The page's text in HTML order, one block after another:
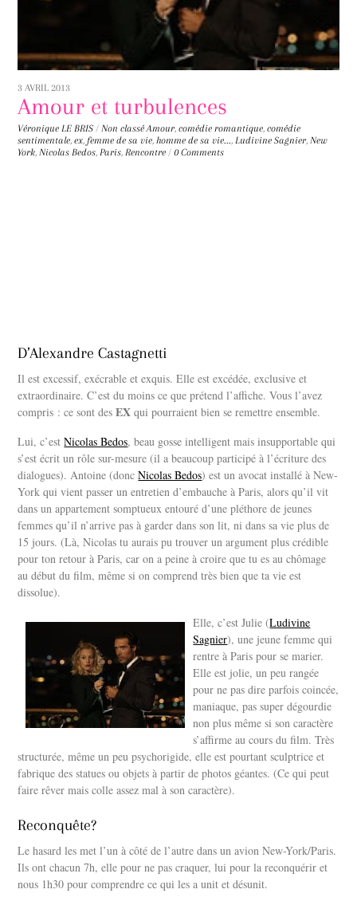
3 AVRIL 2013
Amour et turbulences
Véronique LE BRIS / Non classé Amour,comédie romantique,comédie
sentimentale,ex, femme de sa vie,homme de sa vie..., Ludivine Sagnier, New
York, Nicolas Bedos, Paris, Rencontre / 0 Comments
D’Alexandre Castagnetti
Il est excessif, exécrable et exquis. Elle est excédée, exclusive et
extraordinaire. C’est du moins ce que prétend l’affiche. Vous l’avez
compris : ce sont desEX qui pourraient bien se remettre ensemble.
Lui, c’estNicolas Bedos, beau gosse intelligent mais insupportable qui
s’est écrit un rôle sur-mesure (il a beaucoup participé à l’écriture des
dialogues). Antoine (doncNicolas Bedos) est un avocat installé à New-
York qui vient passer un entretien d’embauche à Paris, alors qu’il vit
dans un appartement somptueux entouré d’une pléthore de jeunes
femmes qu’il n’arrive pas à garder dans son lit, ni dans sa vie plus de
15 jours. (Là, Nicolas tu aurais pu trouver un argument plus crédible
pour ton retour à Paris, car on a peine à croire que tu es au chômage
au début du film, même si on comprend très bien que ta vie est
dissolue).
Elle, c’est Julie (Ludivine
Sagnier), une jeune femme qui
rentre à Paris pour se marier.
Elle est jolie, un peu rangée
pour ne pas dire parfois coincée,
maniaque, pas super dégourdie
non plus même si son caractère
s’affirme au cours du film. Très
structurée, même un peu psychorigide, elle est pourtant sculptrice et
fabrique des statues ou objets à partir de photos géantes. (Ce qui peut
faire rêver mais colle assez mal à son caractère).
Reconquête?
Le hasard les met l’un à côté de l’autre dans un avion New-York/Paris.
Ils ont chacun 7h, elle pour ne pas craquer, lui pour la reconquérir et
nous 1h30 pour comprendre ce qui les a unit et désunit.